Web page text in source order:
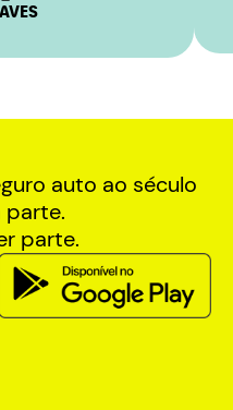
auto ao século
parte.
parte.